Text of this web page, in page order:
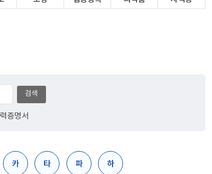
검색
증명서
카 타 파 하